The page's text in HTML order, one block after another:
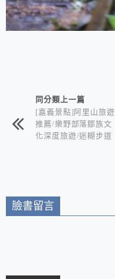
相連文章同分類上一篇
[嘉義景點]阿里山旅遊
推薦/樂野部落鄒族文
化深度旅遊/迷糊步道
臉書留言